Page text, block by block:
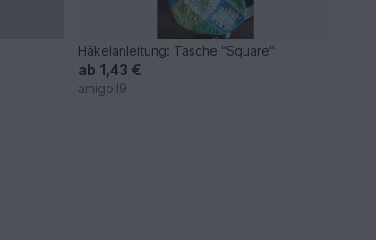
Häkelanleitung: Tasche "Square"
ab 1,43 €
amigoll9